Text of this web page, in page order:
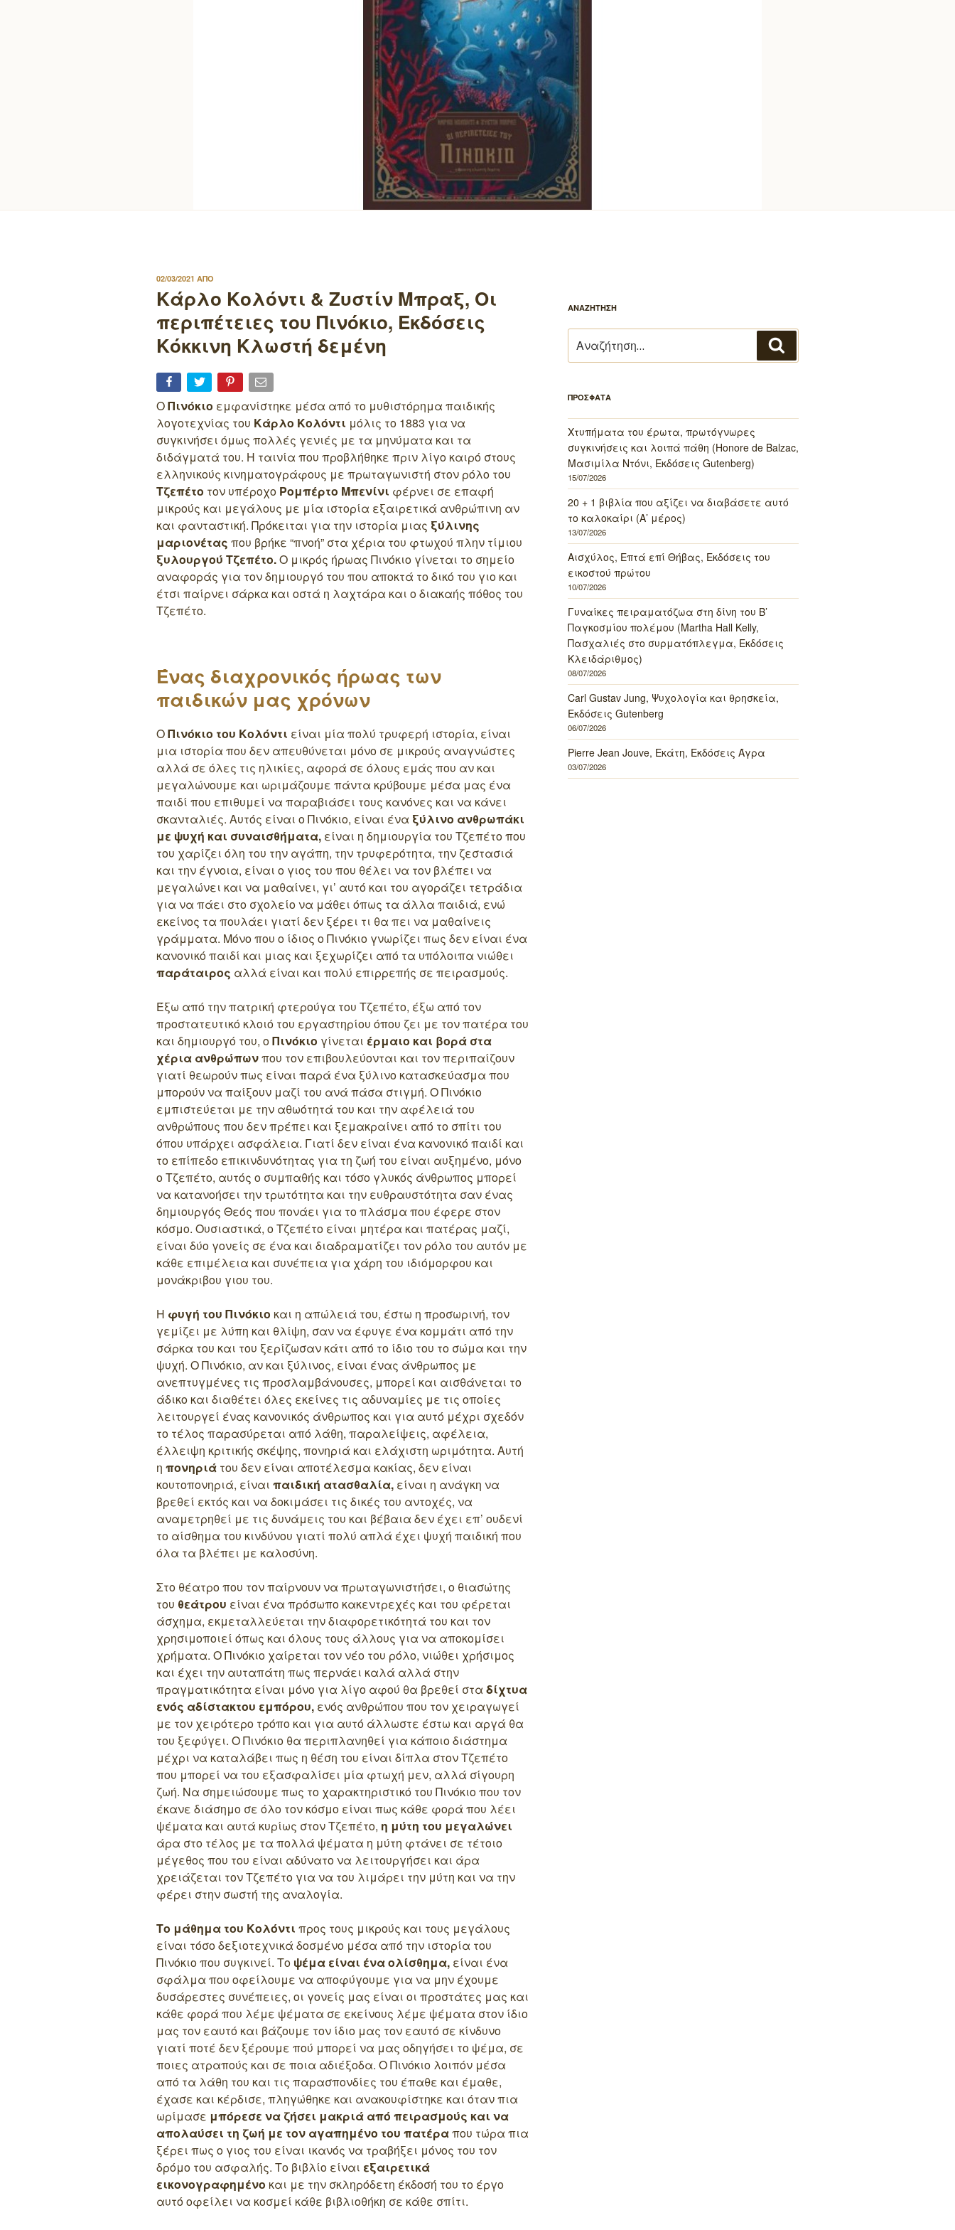
ΔΗΜΟΣΙΕΥΤΗΚΕ
02/03/2021 ΑΠΟ
Κάρλο Κολόντι & Ζυστίν Μπραξ, Οι
περιπέτειες του Πινόκιο, Εκδόσεις
Κόκκινη Κλωστή δεμένη
ΟΠινόκιο εμφανίστηκε μέσα από το μυθιστόρημα παιδικής
λογοτεχνίας του Κάρλο Κολόντι μόλις το 1883 για να
συγκινήσει όμως πολλές γενιές με τα μηνύματα και τα
διδάγματά του. Η ταινία που προβλήθηκε πριν λίγο καιρό στους
ελληνικούς κινηματογράφους με πρωταγωνιστή στον ρόλο του
Τζεπέτο τον υπέροχο Ρομπέρτο Μπενίνι φέρνει σε επαφή
μικρούς και μεγάλους με μία ιστορία εξαιρετικά ανθρώπινη αν
και φανταστική. Πρόκειται για την ιστορία μιας ξύλινης
μαριονέτας που βρήκε “πνοή” στα χέρια του φτωχού πλην τίμιου
ξυλουργού Τζεπέτο.Ο μικρός ήρωας Πινόκιο γίνεται το σημείο
αναφοράς για τον δημιουργό του που αποκτά το δικό του γιο και
έτσι παίρνει σάρκα και οστά η λαχτάρα και ο διακαής πόθος του
Τζεπέτο.
Ένας διαχρονικός ήρωας των
παιδικών μας χρόνων
ΟΠινόκιο του Κολόντι είναι μία πολύ τρυφερή ιστορία, είναι
μια ιστορία που δεν απευθύνεται μόνο σε μικρούς αναγνώστες
αλλά σε όλες τις ηλικίες, αφορά σε όλους εμάς που αν και
μεγαλώνουμε και ωριμάζουμε πάντα κρύβουμε μέσα μας ένα
παιδί που επιθυμεί να παραβιάσει τους κανόνες και να κάνει
σκανταλιές. Αυτός είναι ο Πινόκιο, είναι ένα ξύλινο ανθρωπάκι
με ψυχή και συναισθήματα, είναι η δημιουργία του Τζεπέτο που
του χαρίζει όλη του την αγάπη, την τρυφερότητα, την ζεστασιά
και την έγνοια, είναι ο γιος του που θέλει να τον βλέπει να
μεγαλώνει και να μαθαίνει, γι’ αυτό και του αγοράζει τετράδια
για να πάει στο σχολείο να μάθει όπως τα άλλα παιδιά, ενώ
εκείνος τα πουλάει γιατί δεν ξέρει τι θα πει να μαθαίνεις
γράμματα. Μόνο που ο ίδιος ο Πινόκιο γνωρίζει πως δεν είναι ένα
κανονικό παιδί και μιας και ξεχωρίζει από τα υπόλοιπα νιώθει
παράταιρος αλλά είναι και πολύ επιρρεπής σε πειρασμούς.
Έξω από την πατρική φτερούγα του Τζεπέτο, έξω από τον
προστατευτικό κλοιό του εργαστηρίου όπου ζει με τον πατέρα του
και δημιουργό του, οΠινόκιο γίνεται έρμαιο και βορά στα
χέρια ανθρώπωνπου τον επιβουλεύονται και τον περιπαίζουν
γιατί θεωρούν πως είναι παρά ένα ξύλινο κατασκεύασμα που
μπορούν να παίξουν μαζί του ανά πάσα στιγμή. Ο Πινόκιο
εμπιστεύεται με την αθωότητά του και την αφέλειά του
ανθρώπους που δεν πρέπει και ξεμακραίνει από το σπίτι του
όπου υπάρχει ασφάλεια. Γιατί δεν είναι ένα κανονικό παιδί και
το επίπεδο επικινδυνότητας για τη ζωή του είναι αυξημένο, μόνο
ο Τζεπέτο, αυτός ο συμπαθής και τόσο γλυκός άνθρωπος μπορεί
να κατανοήσει την τρωτότητα και την ευθραυστότητα σαν ένας
δημιουργός Θεός που πονάει για το πλάσμα που έφερε στον
κόσμο. Ουσιαστικά, ο Τζεπέτο είναι μητέρα και πατέρας μαζί,
είναι δύο γονείς σε ένα και διαδραματίζει τον ρόλο του αυτόν με
κάθε επιμέλεια και συνέπεια για χάρη του ιδιόμορφου και
μονάκριβου γιου του.
Η φυγή του Πινόκιο και η απώλειά του, έστω η προσωρινή, τον
γεμίζει με λύπη και θλίψη, σαν να έφυγε ένα κομμάτι από την
σάρκα του και του ξερίζωσαν κάτι από το ίδιο του το σώμα και την
ψυχή. Ο Πινόκιο, αν και ξύλινος, είναι ένας άνθρωπος με
ανεπτυγμένες τις προσλαμβάνουσες, μπορεί και αισθάνεται το
άδικο και διαθέτει όλες εκείνες τις αδυναμίες με τις οποίες
λειτουργεί ένας κανονικός άνθρωπος και για αυτό μέχρι σχεδόν
το τέλος παρασύρεται από λάθη, παραλείψεις, αφέλεια,
έλλειψη κριτικής σκέψης, πονηριά και ελάχιστη ωριμότητα. Αυτή
η πονηριά του δεν είναι αποτέλεσμα κακίας, δεν είναι
κουτοπονηριά, είναι παιδική ατασθαλία, είναι η ανάγκη να
βρεθεί εκτός και να δοκιμάσει τις δικές του αντοχές, να
αναμετρηθεί με τις δυνάμεις του και βέβαια δεν έχει επ’ ουδενί
το αίσθημα του κινδύνου γιατί πολύ απλά έχει ψυχή παιδική που
όλα τα βλέπει με καλοσύνη.
Στο θέατρο που τον παίρνουν να πρωταγωνιστήσει, ο θιασώτης
του θεάτρου είναι ένα πρόσωπο κακεντρεχές και του φέρεται
άσχημα, εκμεταλλεύεται την διαφορετικότητά του και τον
χρησιμοποιεί όπως και όλους τους άλλους για να αποκομίσει
χρήματα. Ο Πινόκιο χαίρεται τον νέο του ρόλο, νιώθει χρήσιμος
και έχει την αυταπάτη πως περνάει καλά αλλά στην
πραγματικότητα είναι μόνο για λίγο αφού θα βρεθεί στα δίχτυα
ενός αδίστακτου εμπόρου, ενός ανθρώπου που τον χειραγωγεί
με τον χειρότερο τρόπο και για αυτό άλλωστε έστω και αργά θα
του ξεφύγει. Ο Πινόκιο θα περιπλανηθεί για κάποιο διάστημα
μέχρι να καταλάβει πως η θέση του είναι δίπλα στον Τζεπέτο
που μπορεί να του εξασφαλίσει μία φτωχή μεν, αλλά σίγουρη
ζωή. Να σημειώσουμε πως το χαρακτηριστικό του Πινόκιο που τον
έκανε διάσημο σε όλο τον κόσμο είναι πως κάθε φορά που λέει
ψέματα και αυτά κυρίως στον Τζεπέτο, η μύτη του μεγαλώνει
άρα στο τέλος με τα πολλά ψέματα η μύτη φτάνει σε τέτοιο
μέγεθος που του είναι αδύνατο να λειτουργήσει και άρα
χρειάζεται τον Τζεπέτο για να του λιμάρει την μύτη και να την
φέρει στην σωστή της αναλογία.
Το μάθημα του Κολόντι προς τους μικρούς και τους μεγάλους
είναι τόσο δεξιοτεχνικά δοσμένο μέσα από την ιστορία του
Πινόκιο που συγκινεί. Το ψέμα είναι ένα ολίσθημα, είναι ένα
σφάλμα που οφείλουμε να αποφύγουμε για να μην έχουμε
δυσάρεστες συνέπειες, οι γονείς μας είναι οι προστάτες μας και
κάθε φορά που λέμε ψέματα σε εκείνους λέμε ψέματα στον ίδιο
μας τον εαυτό και βάζουμε τον ίδιο μας τον εαυτό σε κίνδυνο
γιατί ποτέ δεν ξέρουμε πού μπορεί να μας οδηγήσει το ψέμα, σε
ποιες ατραπούς και σε ποια αδιέξοδα. Ο Πινόκιο λοιπόν μέσα
από τα λάθη του και τις παρασπονδίες του έπαθε και έμαθε,
έχασε και κέρδισε, πληγώθηκε και ανακουφίστηκε και όταν πια
ωρίμασε μπόρεσε να ζήσει μακριά από πειρασμούς και να
απολαύσει τη ζωή με τον αγαπημένο του πατέραπου τώρα πια
ξέρει πως ο γιος του είναι ικανός να τραβήξει μόνος του τον
δρόμο του ασφαλής. Το βιβλίο είναι εξαιρετικά
εικονογραφημένο και με την σκληρόδετη έκδοσή του το έργο
αυτό οφείλει να κοσμεί κάθε βιβλιοθήκη σε κάθε σπίτι.
ΑΝΑΖΗΤΗΣΗ
για:
ΠΡΟΣΦΑΤΑ
Χτυπήματα του έρωτα, πρωτόγνωρες
συγκινήσεις και λοιπά πάθη (Honore de Balzac,
Μασιμίλα Ντόνι, Εκδόσεις Gutenberg)
15/07/2026
20 + 1 βιβλία που αξίζει να διαβάσετε αυτό
το καλοκαίρι (Α’ μέρος)
13/07/2026
Αισχύλος, Επτά επί Θήβας, Εκδόσεις του
εικοστού πρώτου
10/07/2026
Γυναίκες πειραματόζωα στη δίνη του Β’
Παγκοσμίου πολέμου (Martha Hall Kelly,
Πασχαλιές στο συρματόπλεγμα, Εκδόσεις
Κλειδάριθμος)
08/07/2026
Carl Gustav Jung, Ψυχολογία και θρησκεία,
Εκδόσεις Gutenberg
06/07/2026
Pierre Jean Jouve, Εκάτη, Εκδόσεις Άγρα
03/07/2026